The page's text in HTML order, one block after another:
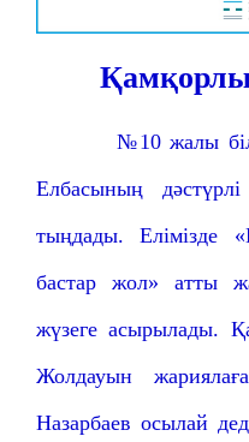
№10 жалы білім
Елбасының
тыңдады. Елімізде
бастар жол» атты
жүзеге асырылады.
Жолдауын
Назарбаев осылай